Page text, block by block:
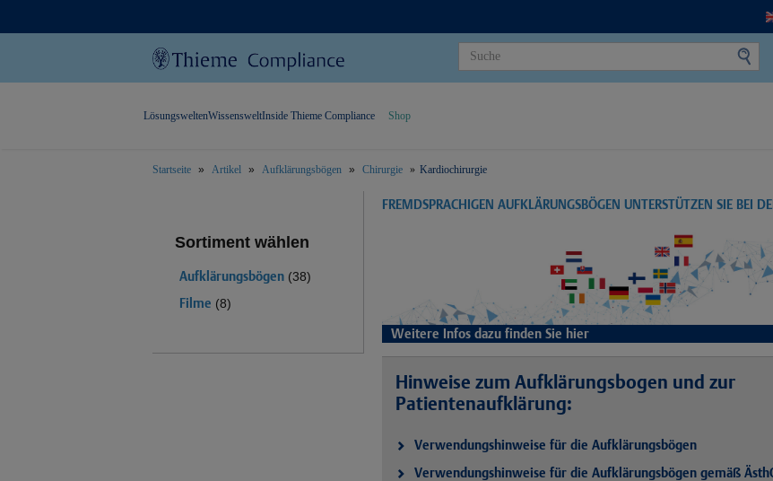
LösungsweltenWissensweltInside Thieme Compliance Shop
Startseite Artikel Aufklärungsbögen Chirurgie Kardiochirurgie
Sortiment wählen
Aufklärungsbögen (38)
Filme (8)
FREMDSPRACHIGEN AUFKLÄRUNGSBÖGEN UNTERSTÜTZEN SIE BEI
Weitere Infos dazu finden Sie hier
Hinweise zum Aufklärungsbogen und zur
Patientenaufklärung:
Verwendungshinweise für die Aufklärungsbögen
Verwendungshinweise für die Aufklärungsbögen gemäß